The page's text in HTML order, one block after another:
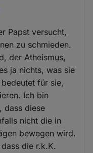
Papst versucht,
zu schmieden.
der Atheismus,
ja nichts, was sie
für sie,
Ich bin
dass diese
nicht die in
bewegen wird.
die r.k.K.